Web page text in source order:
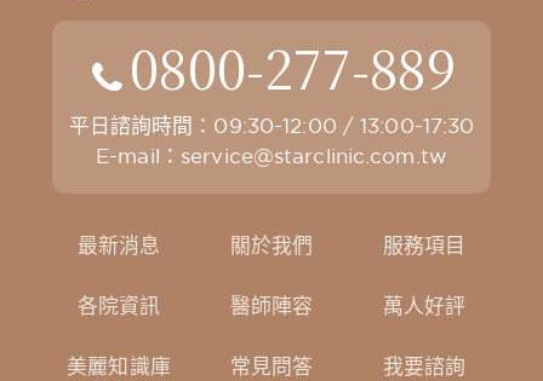
0800-277-889
平日諮詢時間：09:30-12:00 / 13:00-17:30
E-mail： service@starclinic.com.tw
最新消息 關於我們 服務項目
各院資訊 醫師陣容 萬人好評
美麗知識庫 常見問答 我要諮詢